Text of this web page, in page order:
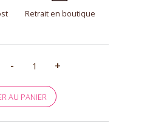
Retrait en boutique
-
Spécialités
370g
+
AU PANIER